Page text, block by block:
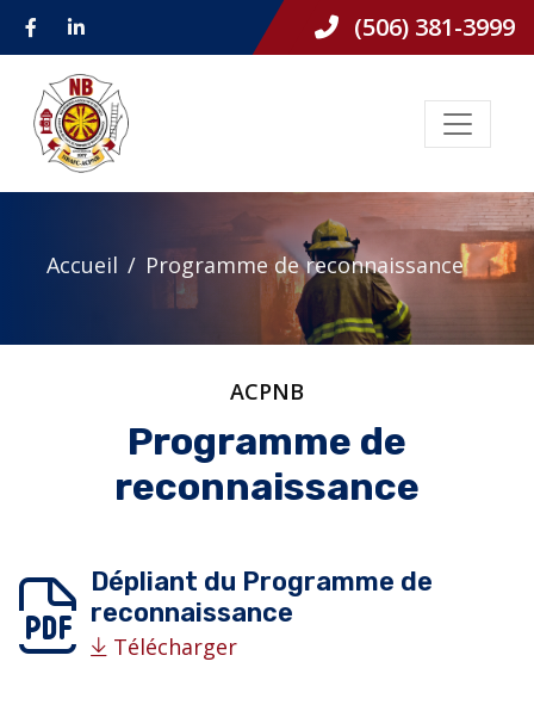
(506) 381-3999
Accueil Programme de reconnaissance
ACPNB
Programme de
reconnaissance
Dépliant du Programme de
reconnaissance
Télécharger